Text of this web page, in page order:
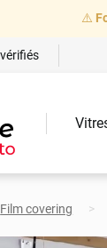
⚠️
Film covering